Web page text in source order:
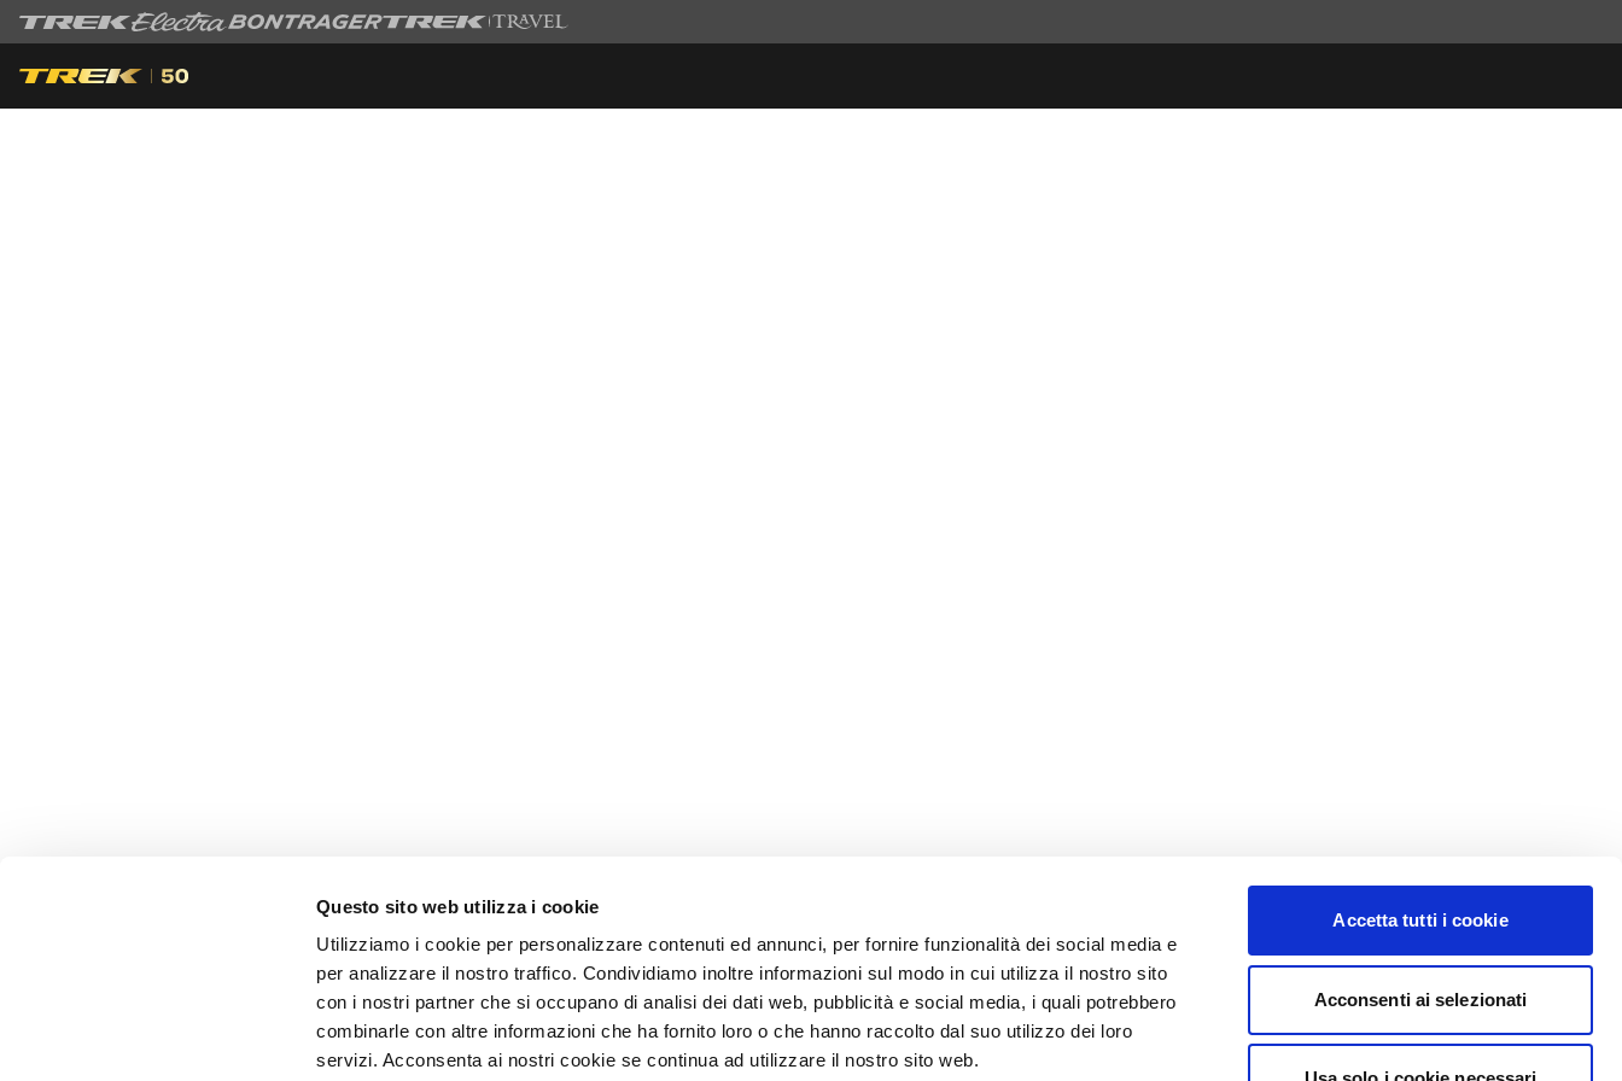
Questo sito web utilizza i cookie
Utilizziamo i cookie per personalizzare contenuti ed annunci, per fornire funzionalità dei social media e
per analizzare il nostro traffico. Condividiamo inoltre informazioni sul modo in cui utilizza il nostro sito
con i nostri partner che si occupano di analisi dei dati web, pubblicità e social media, i quali potrebbero
combinarle con altre informazioni che ha fornito loro o che hanno raccolto dal suo utilizzo dei loro
servizi. Acconsenta ai nostri cookie se continua ad utilizzare il nostro sito web.
Accetta tutti i cookie
Acconsenti ai selezionati